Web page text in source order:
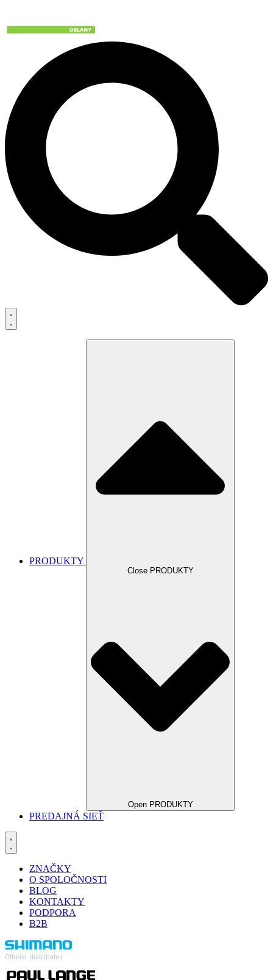
obsah
PRODUKTY
Close PRODUKTY
Open PRODUKTY
PREDAJNÁ SIEŤ
ZNAČKY
O SPOLOČNOSTI
BLOG
KONTAKTY
PODPORA
B2B
Official distributor